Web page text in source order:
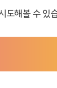
도해볼 수 있